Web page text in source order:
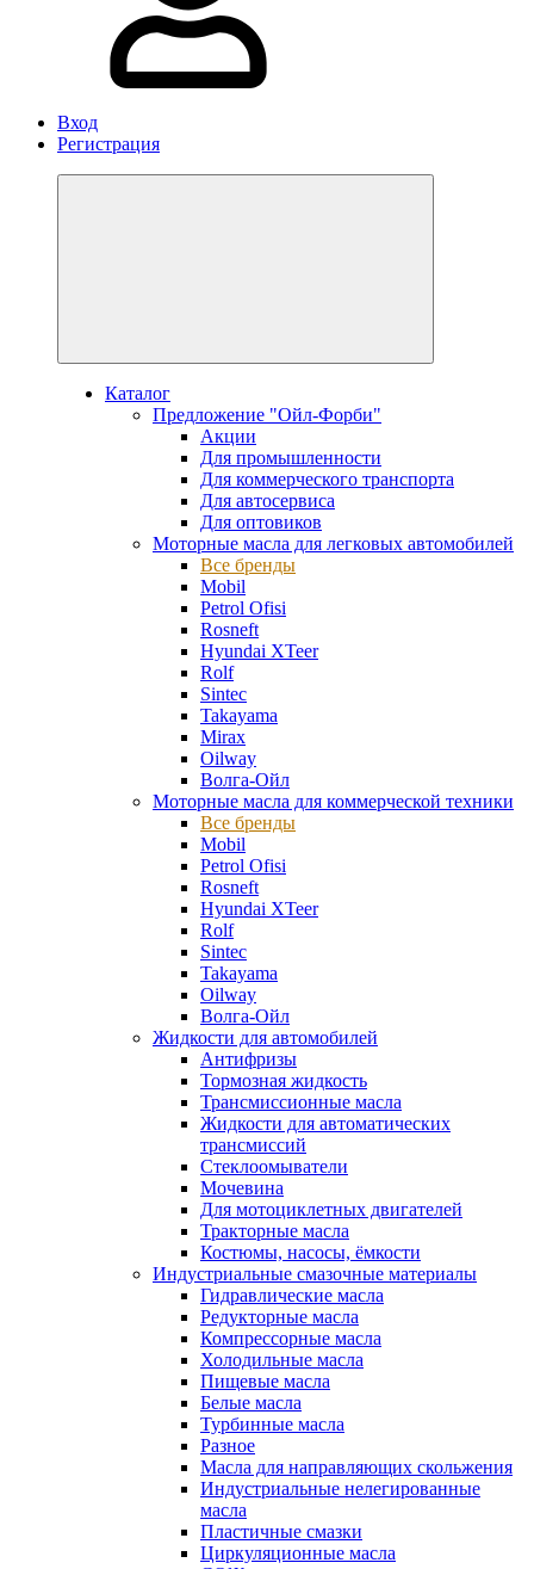
Вход
Регистрация
Каталог
Предложение "Ойл-Форби"
Акции
Для промышленности
Для коммерческого транспорта
Для автосервиса
Для оптовиков
Моторные масла для легковых автомобилей
Все бренды
Mobil
Petrol Ofisi
Rosneft
Hyundai XTeer
Rolf
Sintec
Takayama
Mirax
Oilway
Волга-Ойл
Моторные масла для коммерческой техники
Все бренды
Mobil
Petrol Ofisi
Rosneft
Hyundai XTeer
Rolf
Sintec
Takayama
Oilway
Волга-Ойл
Жидкости для автомобилей
Антифризы
Тормозная жидкость
Трансмиссионные масла
Жидкости для автоматических
трансмиссий
Стеклоомыватели
Мочевина
Для мотоциклетных двигателей
Тракторные масла
Костюмы, насосы, ёмкости
Индустриальные смазочные материалы
Гидравлические масла
Редукторные масла
Компрессорные масла
Холодильные масла
Пищевые масла
Белые масла
Турбинные масла
Разное
Масла для направляющих скольжения
Индустриальные нелегированные
масла
Пластичные смазки
Циркуляционные масла